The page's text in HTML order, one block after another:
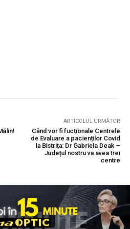
ARTICOLUL URMĂTOR
Când vor fi fucționale Centrele
de Evaluare a pacienților Covid
la Bistrița: Dr Gabriela Deak –
Județul nostru va avea trei
centre